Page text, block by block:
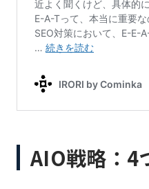
AIO戦略：4